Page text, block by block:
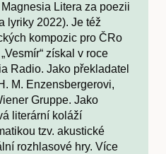
Litera za poezii
lyriky 2022). Je též
kompozic pro ČRo
získal v roce
Radio. Jako překladatel
M. Enzensbergerovi,
Gruppe. Jako
literární koláží
tzv. akustické
rozhlasové hry. Více